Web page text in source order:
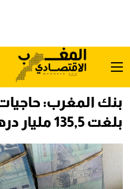
بنك المغرب:
بلغت 135,5 مليار درهم خلال شهر شتنبر